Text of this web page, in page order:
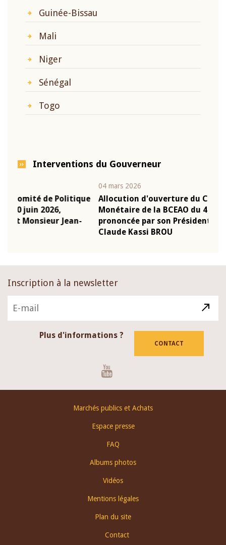
Guinée-Bissau
Mali
Niger
Sénégal
Togo
Interventions du Gouverneur
Allocution d'ouverture du Comité de Politique
Monétaire de la BCEAO du 4 mars 2026,
prononcée par son Président Monsieur Jean-
Inscription à la newsletter
Plus d'informations ?
CONTACT
Marchés publics et Achats
Espace presse
FAQ
Albums photos
Vidéos
Mentions légales
Plan du site
Contact